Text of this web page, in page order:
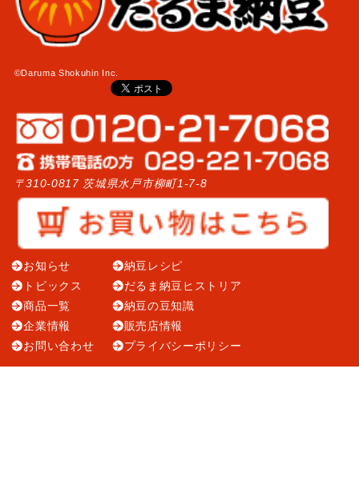
©Daruma Shokuhin Inc.
〒310-0817 茨城県水戸市柳町1-7-8
お知らせ
トピックス
商品一覧
企業情報
お問い合わせ
納豆レシピ
だるま納豆ヒストリア
納豆の豆知識
販売店情報
プライバシーポリシー